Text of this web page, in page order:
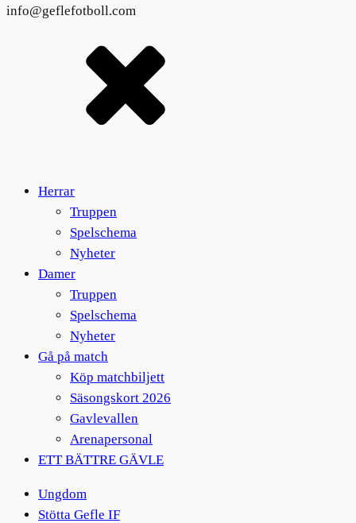
info@geflefotboll.com
Herrar
Truppen
Spelschema
Nyheter
Damer
Truppen
Spelschema
Nyheter
Gå på match
Köp matchbiljett
Säsongskort 2026
Gavlevallen
Arenapersonal
ETT BÄTTRE GÄVLE
Ungdom
Stötta Gefle IF